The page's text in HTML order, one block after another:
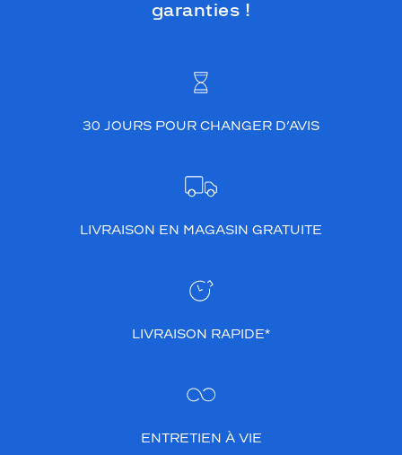
garanties !
30 JOURS POUR CHANGER D’AVIS
LIVRAISON EN MAGASIN GRATUITE
LIVRAISON RAPIDE*
ENTRETIEN À VIE